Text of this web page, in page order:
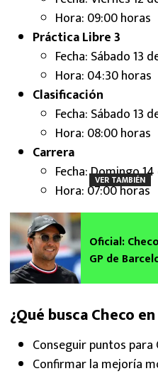
Hora: 09:00 horas
Práctica Libre 3
Fecha: Sábado 13
Hora: 04:30 horas
Clasificación
Fecha: Sábado 13
Hora: 08:00 horas
Carrera
Fecha: Domingo
Hora: 07:00 horas
VER TAMBIÉN
Oficial:
GP de
¿Qué busca Checo
Conseguir puntos para
Confirmar la mejoría